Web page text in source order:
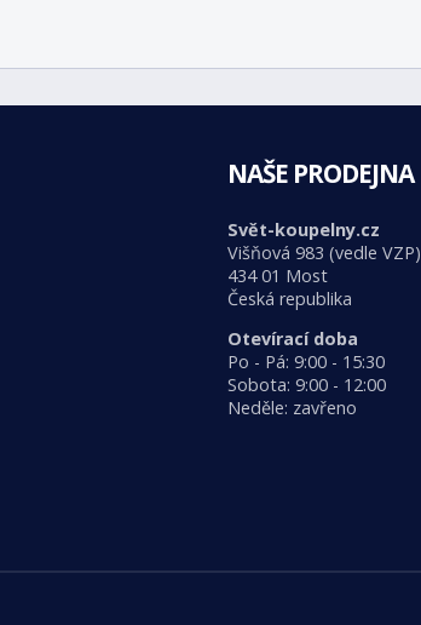
NAŠE PRODEJNA
Svět-koupelny.cz
Višňová 983 (vedle VZP)
434 01 Most
Česká republika
Otevírací doba
Po - Pá: 9:00 - 15:30
Sobota: 9:00 - 12:00
Neděle: zavřeno